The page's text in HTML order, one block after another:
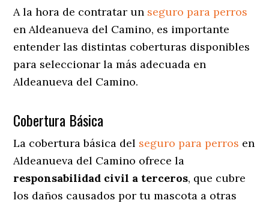
A la hora de contratar un seguro para perros
en Aldeanueva del Camino, es importante
entender las distintas coberturas disponibles
para seleccionar la más adecuada en
Aldeanueva del Camino.
Cobertura Básica
La cobertura básica del seguro para perros en
Aldeanueva del Camino ofrece la
responsabilidad civil a terceros, que cubre
los daños causados por tu mascota a otras